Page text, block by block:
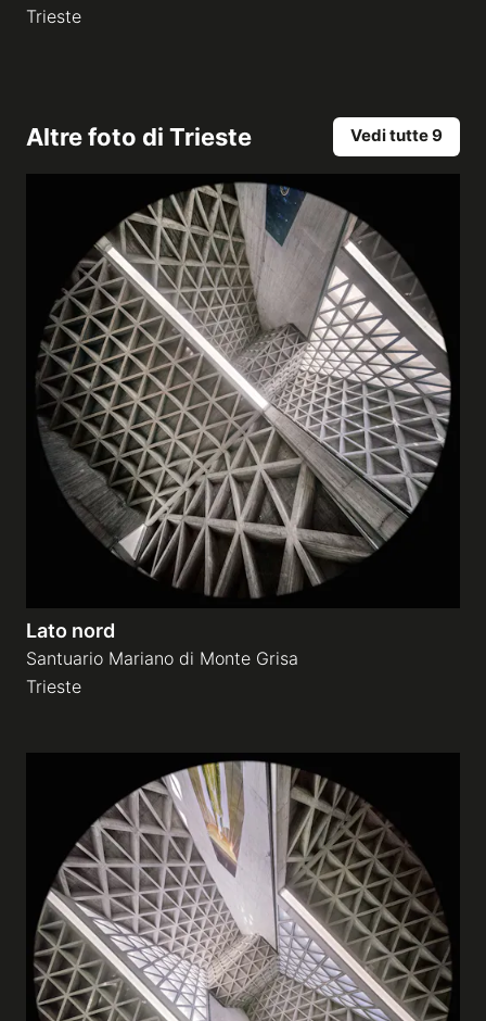
Trieste
Altre foto di Trieste Vedi tutte 9
Lato nord
Santuario Mariano di Monte Grisa
Trieste